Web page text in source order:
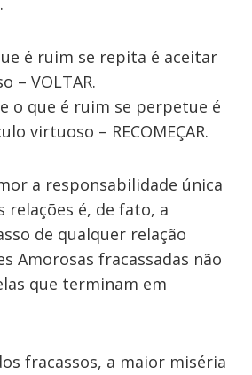
é ruim se repita é aceitar
– VOLTAR.
o que é ruim se perpetue é
virtuoso – RECOMEÇAR.
a responsabilidade única
relações é, de fato, a
de qualquer relação
Amorosas fracassadas não
que terminam em
fracassos, a maior miséria